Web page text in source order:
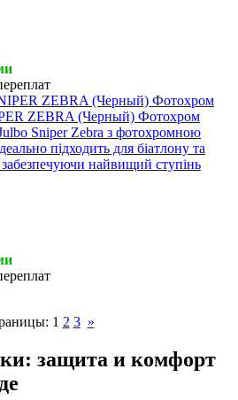
ZEBRA (Черный) Фотохром
Sniper Zebra з фотохромною
підходить для біатлону та
найвищий ступінь
1 2 3 »
защита и комфорт